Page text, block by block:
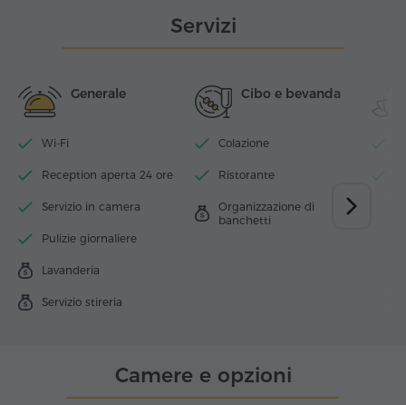
Servizi
Generale
Wi-Fi
Reception aperta 24 ore
Servizio in camera
Pulizie giornaliere
Lavanderia
Servizio stireria
Cibo e bevanda
Colazione
Ristorante
Organizzazione di
banchetti
Camere e opzioni